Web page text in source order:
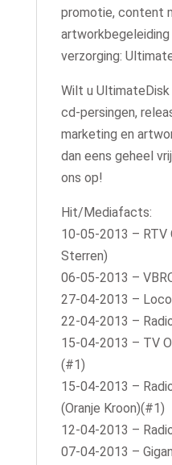
promotie, content
verzorging:
Wilt u
cd-persingen,
marketing en
dan eens geheel
ons op!
Hit/Mediafacts:
10-05-2013 –
Sterren)
06-05-2013 –
27-04-2013 –
22-04-2013 –
15-04-2013 – TV
(#1)
15-04-2013 –
(Oranje Kroon)(#1)
12-04-2013 –
07-04-2013 –